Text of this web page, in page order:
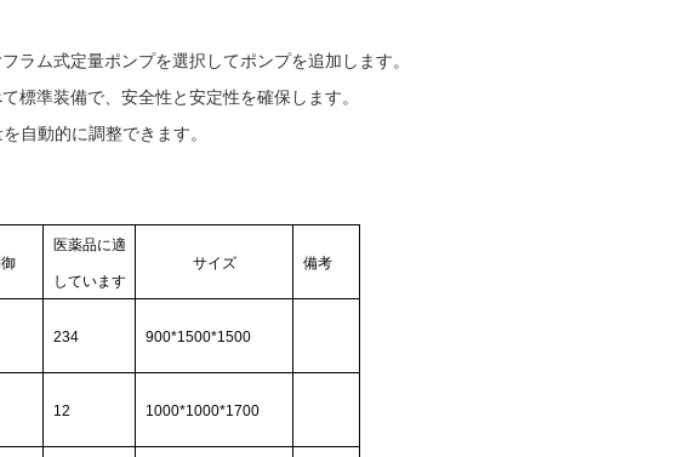
ラム式定量ポンプを選択してポンプを追加します。
標準装備で、安全性と安定性を確保します。
自動的に調整できます。
医薬品に適
しています
サイズ 備考
234 900*1500*1500
12 1000*1000*1700